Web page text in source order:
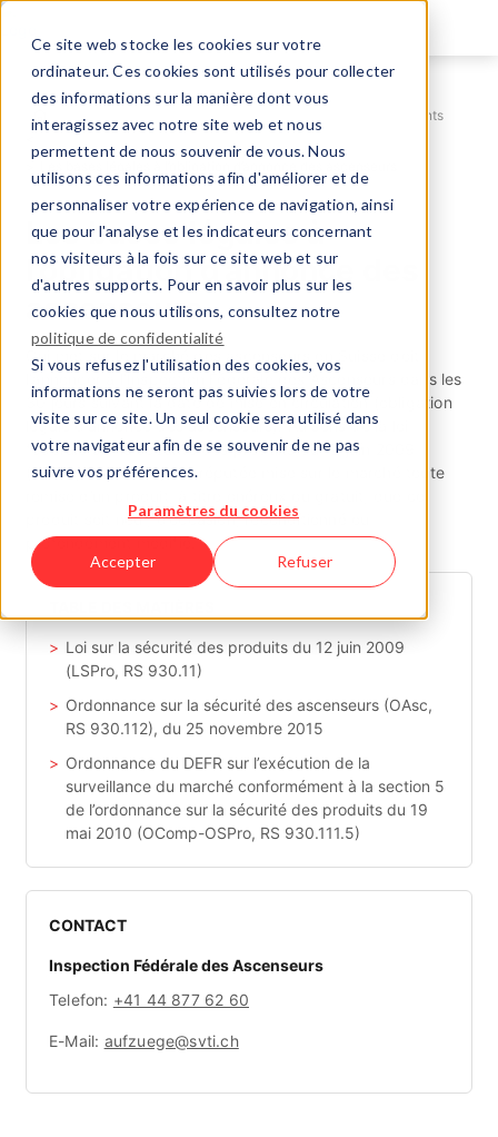
Ce site web stocke les cookies sur votre
ordinateur. Ces cookies sont utilisés pour collecter
des informations sur la manière dont vous
interagissez avec notre site web et nous
permettent de nous souvenir de vous. Nous
utilisons ces informations afin d'améliorer et de
personnaliser votre expérience de navigation, ainsi
que pour l'analyse et les indicateurs concernant
nos visiteurs à la fois sur ce site web et sur
d'autres supports. Pour en savoir plus sur les
cookies que nous utilisons, consultez notre
politique de confidentialité
Si vous refusez l'utilisation des cookies, vos
informations ne seront pas suivies lors de votre
visite sur ce site. Un seul cookie sera utilisé dans
votre navigateur afin de se souvenir de ne pas
suivre vos préférences.
Paramètres du cookies
Accepter Refuser
Aller
principal
Inspection Fédérale des Ascenseurs
Règles & règlements
Les bases légales à
l’obligation d’annonce des
ascenseurs
Qui met sur le marché des ascenseurs en Suisse doit
l’annoncer à l’Inspection Fédérale des Ascenseurs dans les
30 jours suivant la date de mise en circulation (obligation
légale d’annonce des ascenseurs). Au sens de la loi
fédérale sur la sécurité des produits du 12 juin 2009
(LSPro, RS 930.11) est réputée mise sur le marché toute
produit soit neuf, d’occasion, reconditionné ou
profondément modifié.
Loi sur la sécurité des produits du 12 juin 2009
(LSPro, RS 930.11)
Ordonnance sur la sécurité des ascenseurs (OAsc,
RS 930.112), du 25 novembre 2015
Ordonnance du DEFR sur l’exécution de la
surveillance du marché conformément à la section 5
de l’ordonnance sur la sécurité des produits du 19
mai 2010 (OComp-OSPro, RS 930.111.5)
CONTACT
Inspection Fédérale des Ascenseurs
Telefon: +41 44 877 62 60
E-Mail: aufzuege@svti.ch